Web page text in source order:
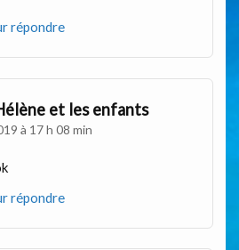
répondre
et les enfants
à 17 h 08 min
répondre